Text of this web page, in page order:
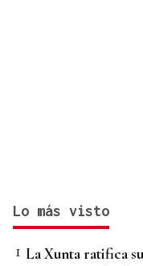
Lo más visto
La Xunta ratifica